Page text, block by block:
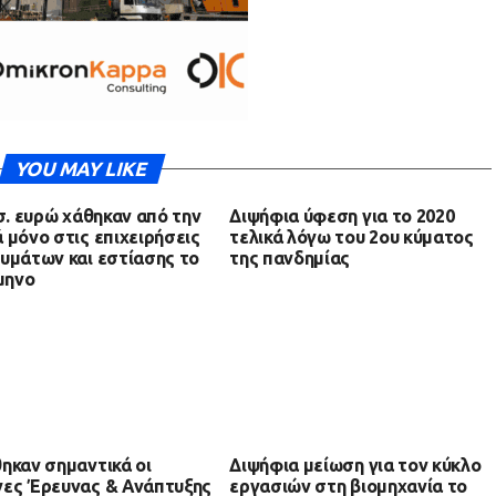
YOU MAY LIKE
ευρώ χάθηκαν από την
στις επιχειρήσεις
και εστίασης το
Διψήφια ύφεση για το 2020
τελικά λόγω του 2ου κύματος
της πανδημίας
σημαντικά οι
Έρευνας & Ανάπτυξης
Διψήφια μείωση για τον κύκλο
εργασιών στη βιομηχανία το